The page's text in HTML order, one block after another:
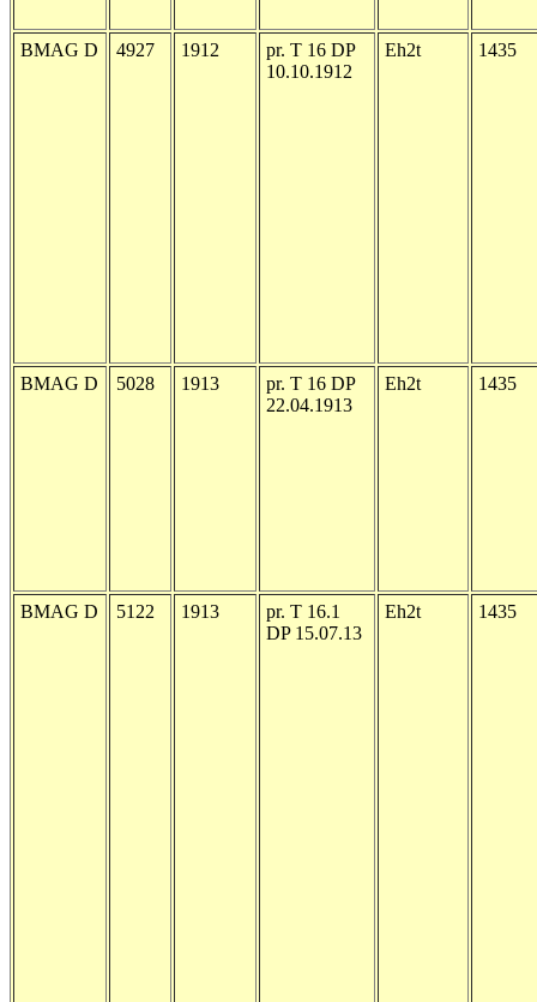
BMAG D 4927 1912
pr. T 16 DP
10.10.1912
Eh2t 1435
BMAG D 5028 1913
pr. T 16 DP
22.04.1913
Eh2t 1435
BMAG D 5122 1913
pr. T 16.1
DP 15.07.13
Eh2t 1435